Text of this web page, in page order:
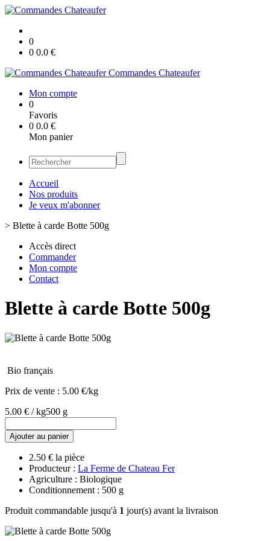
0
0 0.0 €
Commandes Chateaufer
Mon compte
0
Favoris
0 0.0 €
Mon panier
Accueil
Nos produits
Je veux m'abonner
> Blette à carde Botte 500g
Accès direct
Commander
Mon compte
Contact
Blette à carde Botte 500g
Bio français
Prix de vente : 5.00 €/kg
5.00 € / kg500 g
Ajouter au panier
2.50 € la pièce
Producteur : La Ferme de Chateau Fer
Agriculture : Biologique
Conditionnement : 500 g
Produit commandable jusqu'à 1 jour(s) avant la livraison